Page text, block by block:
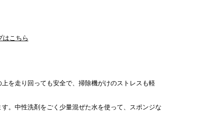
こちら
を走り回っても安全で、掃除機がけのストレスも軽
。中性洗剤をごく少量混ぜた水を使って、スポンジな